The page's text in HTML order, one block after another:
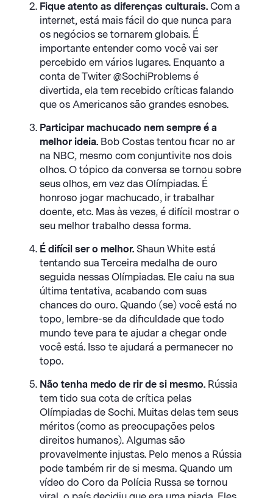
Fique atento as diferenças culturais. Com a
internet, está mais fácil do que nunca para
os negócios se tornarem globais. É
importante entender como você vai ser
percebido em vários lugares. Enquanto a
conta de Twiter @SochiProblems é
divertida, ela tem recebido críticas falando
que os Americanos são grandes esnobes.
Participar machucado nem sempre é a
melhor ideia. Bob Costas tentou ficar no ar
na NBC, mesmo com conjuntivite nos dois
olhos. O tópico da conversa se tornou sobre
seus olhos, em vez das Olímpiadas. É
honroso jogar machucado, ir trabalhar
doente, etc. Mas às vezes, é difícil mostrar o
seu melhor trabalho dessa forma.
É difícil ser o melhor. Shaun White está
tentando sua Terceira medalha de ouro
seguida nessas Olímpiadas. Ele caiu na sua
última tentativa, acabando com suas
chances do ouro. Quando (se) você está no
topo, lembre-se da dificuldade que todo
mundo teve para te ajudar a chegar onde
você está. Isso te ajudará a permanecer no
topo.
Não tenha medo de rir de si mesmo. Rússia
tem tido sua cota de crítica pelas
Olímpiadas de Sochi. Muitas delas tem seus
méritos (como as preocupações pelos
direitos humanos). Algumas são
provavelmente injustas. Pelo menos a Rússia
pode também rir de si mesma. Quando um
vídeo do Coro da Polícia Russa se tornou